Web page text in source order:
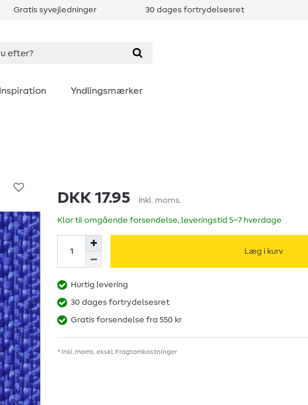
Gratis syvejledninger 30 dages fortrydelsesret
Inspiration Yndlingsmærker
DKK 17.95 inkl. moms.
Klar til omgående forsendelse, leveringstid 5–7 hverdage
Læg i kurv
Hurtig levering
30 dages fortrydelsesret
Gratis forsendelse fra 550 kr
* inkl. moms. ekskl. Fragtomkostninger